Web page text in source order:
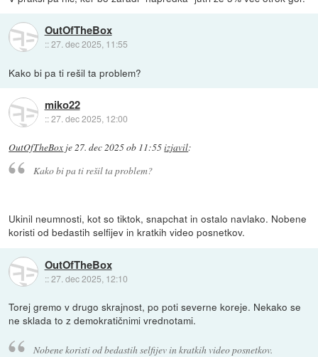
OutOfTheBox
::27. dec 2025, 11:55
Kako bi pa ti rešil ta problem?
miko22
::27. dec 2025, 12:00
OutOfTheBox je27. dec 2025 ob 11:55izjavil:
Kako bi pa ti rešil ta problem?
Ukinil neumnosti, kot so tiktok, snapchat in ostalo navlako. Nobene
koristi od bedastih selfijev in kratkih video posnetkov.
OutOfTheBox
::27. dec 2025, 12:10
Torej gremo v drugo skrajnost, po poti severne koreje. Nekako se
ne sklada to z demokratičnimi vrednotami.
Nobene koristi od bedastih selfijev in kratkih video posnetkov.